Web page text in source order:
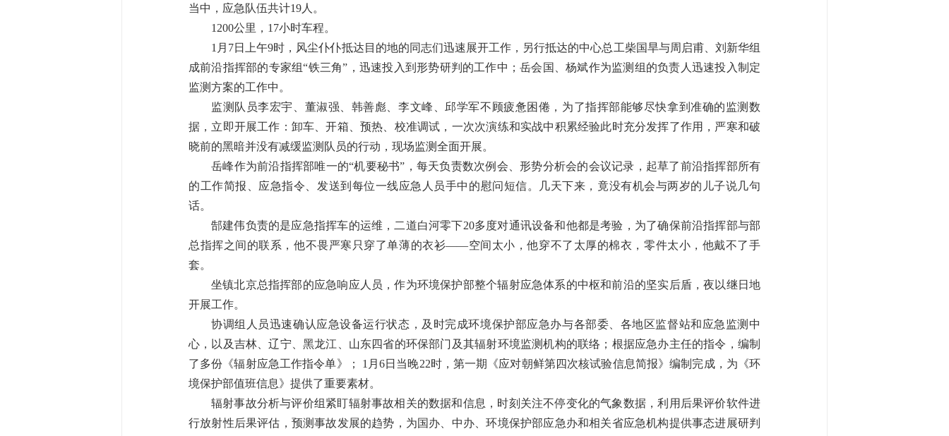
当中，应急队伍共计19人。
1200公里，17小时车程。
1月7日上午9时，风尘仆仆抵达目的地的同志们迅速展开工作，另行抵达的中心总工柴国旱与周启甫、刘新华组
成前沿指挥部的专家组“铁三角”，迅速投入到形势研判的工作中；岳会国、杨斌作为监测组的负责人迅速投入制定
监测方案的工作中。
监测队员李宏宇、董淑强、韩善彪、李文峰、邱学军不顾疲惫困倦，为了指挥部能够尽快拿到准确的监测数
据，立即开展工作：卸车、开箱、预热、校准调试，一次次演练和实战中积累经验此时充分发挥了作用，严寒和破
晓前的黑暗并没有减缓监测队员的行动，现场监测全面开展。
岳峰作为前沿指挥部唯一的“机要秘书”，每天负责数次例会、形势分析会的会议记录，起草了前沿指挥部所有
的工作简报、应急指令、发送到每位一线应急人员手中的慰问短信。几天下来，竟没有机会与两岁的儿子说几句
话。
郜建伟负责的是应急指挥车的运维，二道白河零下20多度对通讯设备和他都是考验，为了确保前沿指挥部与部
总指挥之间的联系，他不畏严寒只穿了单薄的衣衫——空间太小，他穿不了太厚的棉衣，零件太小，他戴不了手
套。
坐镇北京总指挥部的应急响应人员，作为环境保护部整个辐射应急体系的中枢和前沿的坚实后盾，夜以继日地
开展工作。
协调组人员迅速确认应急设备运行状态，及时完成环境保护部应急办与各部委、各地区监督站和应急监测中
心，以及吉林、辽宁、黑龙江、山东四省的环保部门及其辐射环境监测机构的联络；根据应急办主任的指令，编制
了多份《辐射应急工作指令单》； 1月6日当晚22时，第一期《应对朝鲜第四次核试验信息简报》编制完成，为《环
境保护部值班信息》提供了重要素材。
辐射事故分析与评价组紧盯辐射事故相关的数据和信息，时刻关注不停变化的气象数据，利用后果评价软件进
行放射性后果评估，预测事故发展的趋势，为国办、中办、环境保护部应急办和相关省应急机构提供事态进展研判